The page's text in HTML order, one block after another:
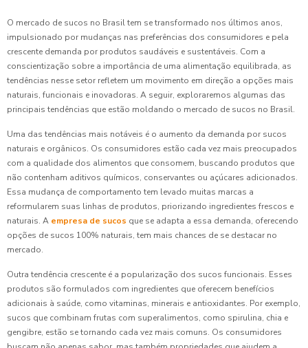
O mercado de sucos no Brasil tem se transformado nos últimos anos,
impulsionado por mudanças nas preferências dos consumidores e pela
crescente demanda por produtos saudáveis e sustentáveis. Com a
conscientização sobre a importância de uma alimentação equilibrada, as
tendências nesse setor refletem um movimento em direção a opções mais
naturais, funcionais e inovadoras. A seguir, exploraremos algumas das
principais tendências que estão moldando o mercado de sucos no Brasil.
Uma das tendências mais notáveis é o aumento da demanda por sucos
naturais e orgânicos. Os consumidores estão cada vez mais preocupados
com a qualidade dos alimentos que consomem, buscando produtos que
não contenham aditivos químicos, conservantes ou açúcares adicionados.
Essa mudança de comportamento tem levado muitas marcas a
reformularem suas linhas de produtos, priorizando ingredientes frescos e
naturais. A empresa de sucos que se adapta a essa demanda, oferecendo
opções de sucos 100% naturais, tem mais chances de se destacar no
mercado.
Outra tendência crescente é a popularização dos sucos funcionais. Esses
produtos são formulados com ingredientes que oferecem benefícios
adicionais à saúde, como vitaminas, minerais e antioxidantes. Por exemplo,
sucos que combinam frutas com superalimentos, como spirulina, chia e
gengibre, estão se tornando cada vez mais comuns. Os consumidores